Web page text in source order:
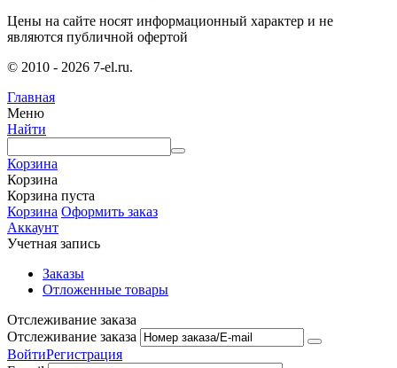
Цены на сайте носят информационный характер и не
являются публичной офертой
© 2010 - 2026 7-el.ru.
Главная
Меню
Найти
Корзина
Корзина
Корзина пуста
Корзина Оформить заказ
Аккаунт
Учетная запись
Заказы
Отложенные товары
Отслеживание заказа
Отслеживание заказа
ВойтиРегистрация